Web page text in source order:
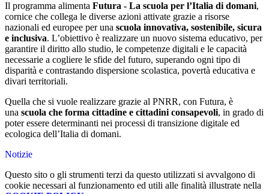
Il programma alimenta Futura - La scuola per l’Italia di domani,
cornice che collega le diverse azioni attivate grazie a risorse
nazionali ed europee per una scuola innovativa, sostenibile, sicura
e inclusiva. L’obiettivo è realizzare un nuovo sistema educativo, per
garantire il diritto allo studio, le competenze digitali e le capacità
necessarie a cogliere le sfide del futuro, superando ogni tipo di
disparità e contrastando dispersione scolastica, povertà educativa e
divari territoriali.
Quella che si vuole realizzare grazie al PNRR, con Futura, è
una scuola che forma cittadine e cittadini consapevoli, in grado di
poter essere determinanti nei processi di transizione digitale ed
ecologica dell’Italia di domani.
Notizie
Questo sito o gli strumenti terzi da questo utilizzati si avvalgono di
cookie necessari al funzionamento ed utili alle finalità illustrate nella